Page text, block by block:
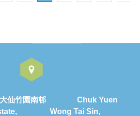
竹園南邨 Chuk Yuen
Wong Tai Sin,